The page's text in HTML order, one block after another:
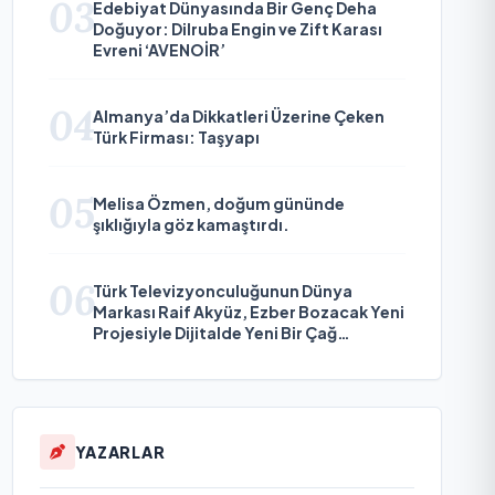
03Edebiyat Dünyasında Bir Genç Deha
Doğuyor: Dilruba Engin ve Zift Karası
Evreni ‘AVENOİR’
04Almanya’da Dikkatleri Üzerine Çeken
Türk Firması: Taşyapı
05Melisa Özmen, doğum gününde
şıklığıyla göz kamaştırdı.
06Türk Televizyonculuğunun Dünya
Markası Raif Akyüz, Ezber Bozacak Yeni
Projesiyle Dijitalde Yeni Bir Çağ
YAZARLAR